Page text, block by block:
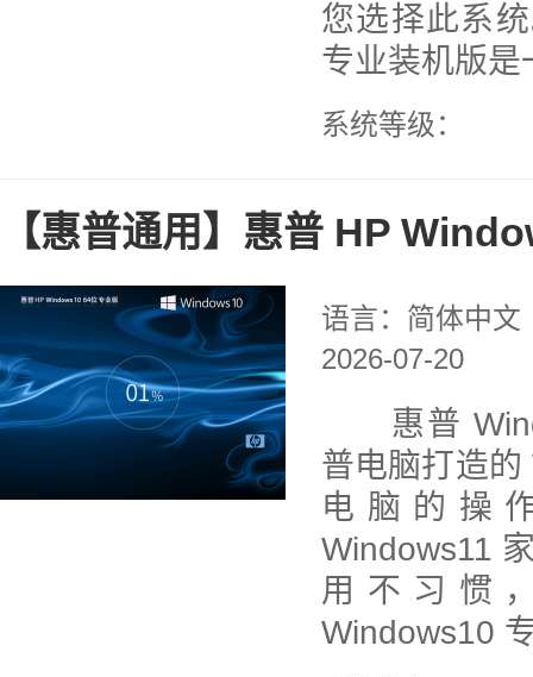
您选择此系
专业装机版是
系统等级：
【惠普通用】惠普 HP
语言：简体中文
2026-07-20
惠普
普电脑打造
电脑的操
Windows11
用不习惯
Windows10